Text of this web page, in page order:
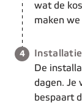
wat de
maken
4 Stap 4
Installatie
De
dagen. Je
bespaart